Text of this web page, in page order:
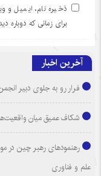
ذخیره نام، ایمیل و
برای زمانی که دوباره
آخرین اخبار
فرار رو به جلوی دبیر
شکاف عمیق میان
رهنمودهای رهبر چین در
علم و فناوری